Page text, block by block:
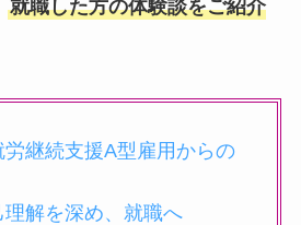
就職した方の体験談をご紹介
労継続支援A型雇用からの
解を深め、就職へ